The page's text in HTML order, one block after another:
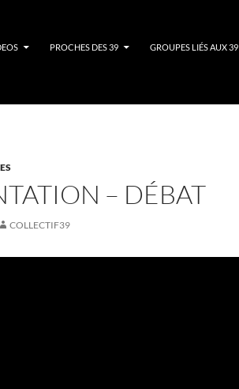
PROCHES DES 39 GROUPES LIÉS AUX 39
– DÉBAT
COLLECTIF39